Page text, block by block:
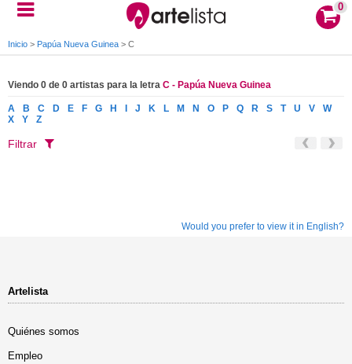
0
Inicio > Papúa Nueva Guinea > C
Viendo 0 de 0 artistas para la letra C - Papúa Nueva Guinea
A B C D E F G H J K L M N O P Q R S T U V
W
X
Y Z
Filtrar
Would you prefer to view it in English?
Artelista
Quiénes somos
Empleo